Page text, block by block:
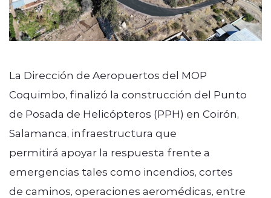
La Dirección de Aeropuertos del MOP
Coquimbo, finalizó la construcción del Punto
de Posada de Helicópteros (PPH) en Coirón,
Salamanca, infraestructura que
permitirá apoyar la respuesta frente a
emergencias tales como incendios, cortes
de caminos, operaciones aeromédicas, entre